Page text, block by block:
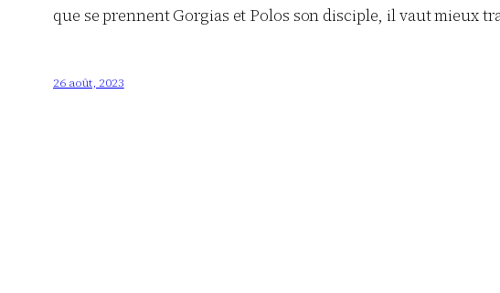
que se prennent Gorgias et Polos son disciple, il vaut mieux
26 août, 2023